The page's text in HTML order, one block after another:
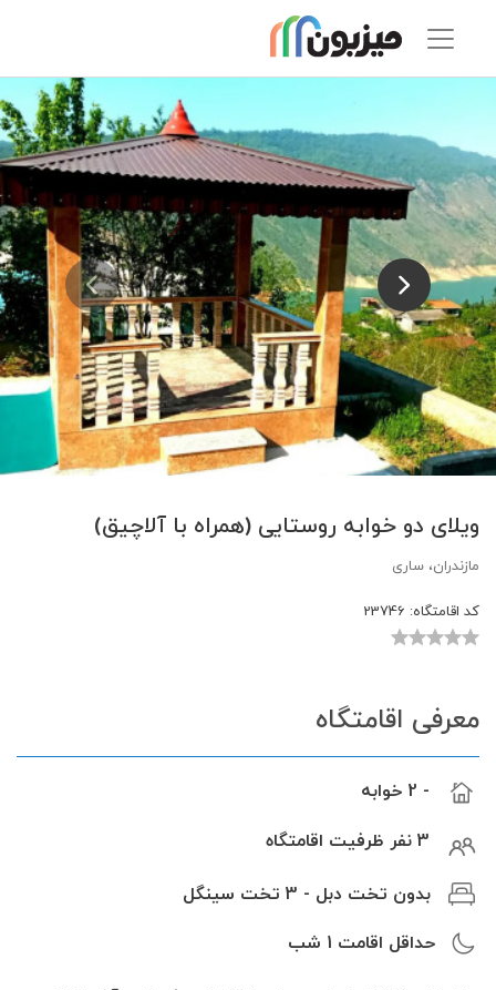
ویلای دو خوابه روستایی (همراه با آلاچیق)
مازندران، ساری
کد اقامتگاه:
معرفی اقامتگاه
- 2 خوابه
3 نفر ظرفیت اقامتگاه
بدون تخت دبل - 3 تخت سینگل
حداقل اقامت 1 شب